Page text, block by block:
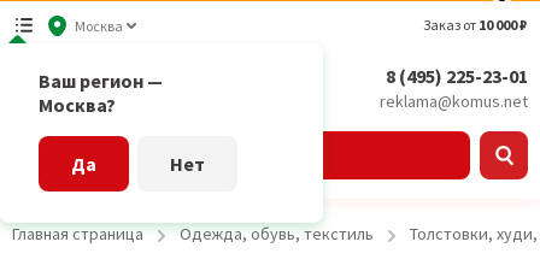
Москва
Ваш регион —
Москва?
Да Нет
Заказ от 10 000 ₽
8 (495) 225-23-01
reklama@komus.net
Главная страница Одежда, обувь, текстиль Толстовки,